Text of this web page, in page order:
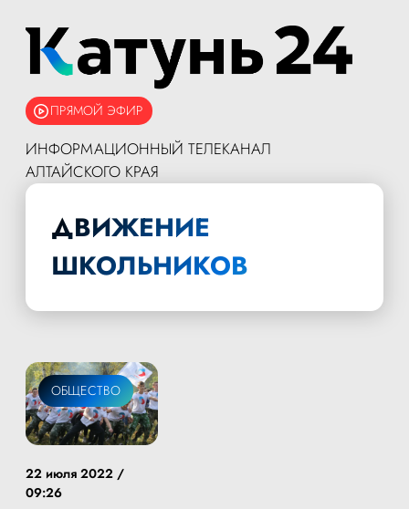
ПРЯМОЙ ЭФИР
ИНФОРМАЦИОННЫЙ ТЕЛЕКАНАЛ
АЛТАЙСКОГО КРАЯ
ДВИЖЕНИЕ
ШКОЛЬНИКОВ
ОБЩЕСТВО
22 июля 2022 /
09:26